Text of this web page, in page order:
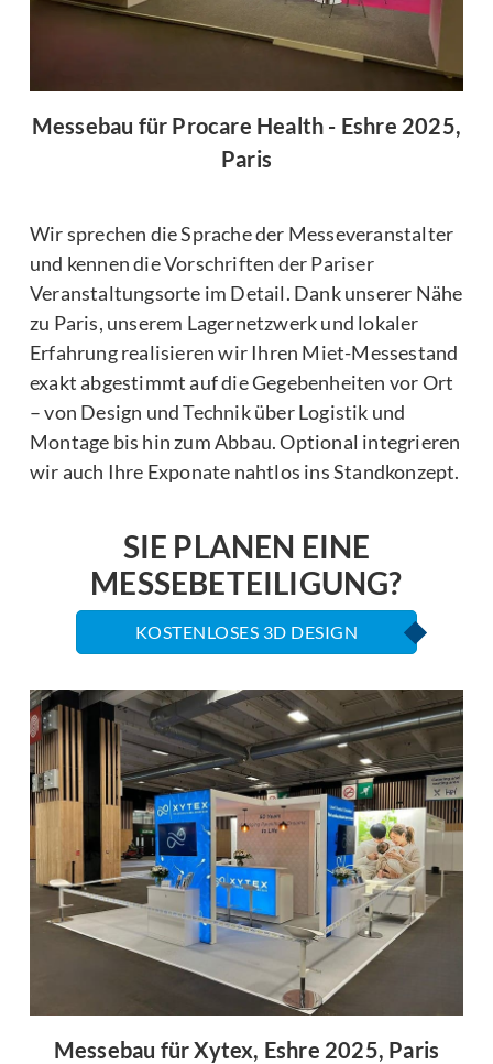
Messebau für Procare Health - Eshre 2025,
Paris
Wir sprechen die Sprache der Messeveranstalter
und kennen die Vorschriften der Pariser
Veranstaltungsorte im Detail. Dank unserer Nähe
zu Paris, unserem Lagernetzwerk und lokaler
Erfahrung realisieren wir Ihren Miet-Messestand
exakt abgestimmt auf die Gegebenheiten vor Ort
– von Design und Technik über Logistik und
Montage bis hin zum Abbau. Optional integrieren
wir auch Ihre Exponate nahtlos ins Standkonzept.
SIE PLANEN EINE
MESSEBETEILIGUNG?
KOSTENLOSES 3D DESIGN
Messebau für Xytex, Eshre 2025, Paris